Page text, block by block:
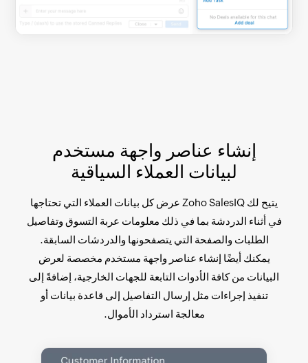
إنشاء عناصر واجهة مستخدم
لبيانات العملاء السياقية
يتيح لك Zoho SalesIQ عرض كل بيانات العملاء التي تحتاجها
في أثناء الدردشة بما في ذلك معلومات عربة التسوق وتفاصيل
الطلبات والصفحة التي يتصفحونها والدردشات السابقة.
يمكنك أيضًا إنشاء عناصر واجهة مستخدم مخصصة لعرض
البيانات من كافة الأدوات التابعة للجهات الخارجية، إضافةً إلى
تنفيذ إجراءات مثل إرسال التفاصيل إلى قاعدة بيانات أو
معالجة استرداد الأموال.